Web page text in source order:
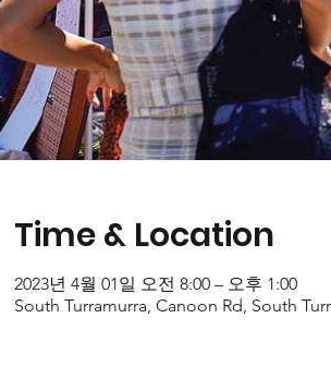
Time & Location
2023년 4월 01일 오전 8:00 – 오후 1:00
South Turramurra, Canoon Rd, South